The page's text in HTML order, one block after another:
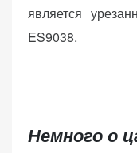
является
ES9038.
Немного о
реклама на основе